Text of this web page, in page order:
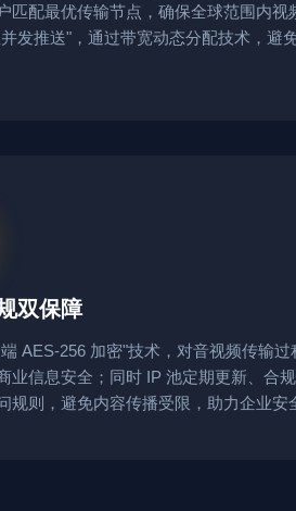
匹配最优传输节点，确保全球范围内
发推送"，通过带宽动态分配技术，避
双保障
AES-256 加密"技术，对音视频传输
业信息安全；同时 IP 池定期更新、合
规则，避免内容传播受限，助力企业